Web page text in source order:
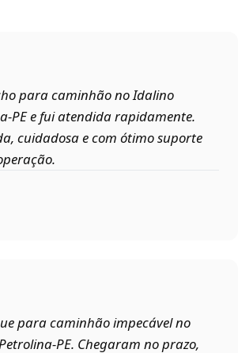
para caminhão no Idalino
e fui atendida rapidamente.
cuidadosa e com ótimo suporte
para caminhão impecável no
Chegaram no prazo,